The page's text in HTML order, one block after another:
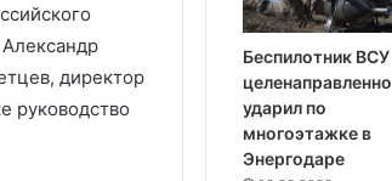
директор
руководство
Беспилотник ВСУ
целенаправленно
ударил по
многоэтажке в
Энергодаре